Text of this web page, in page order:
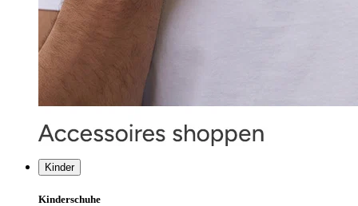
Kinder
Kinderschuhe